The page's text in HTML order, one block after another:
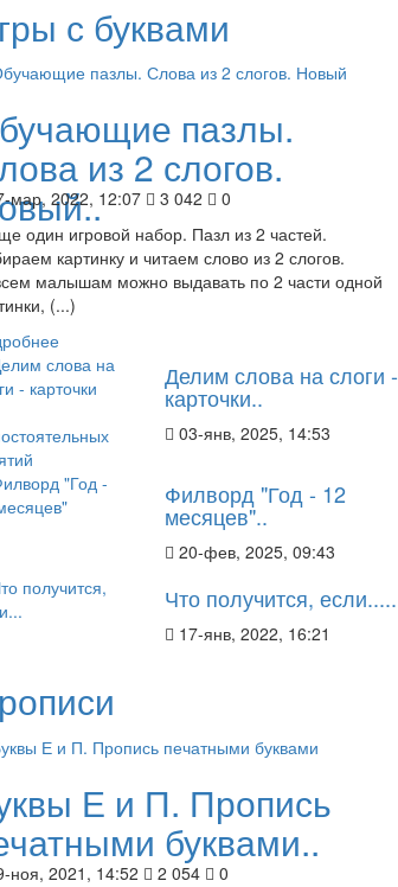
с буквами
пазлы.
из 2 слогов.
мар, 2022, 12:07 3 042
0
один игровой набор. Пазл из 2 частей.
картинку и читаем слово из 2 слогов.
малышам можно выдавать по 2 части одной
(...)
Делим слова на слоги -
карточки..
03-янв, 2025, 14:53
Филворд "Год - 12
месяцев"..
20-фев, 2025, 09:43
Что получится, если.....
17-янв, 2022, 16:21
Е и П. Пропись
буквами..
ноя, 2021, 14:52 2 054
0